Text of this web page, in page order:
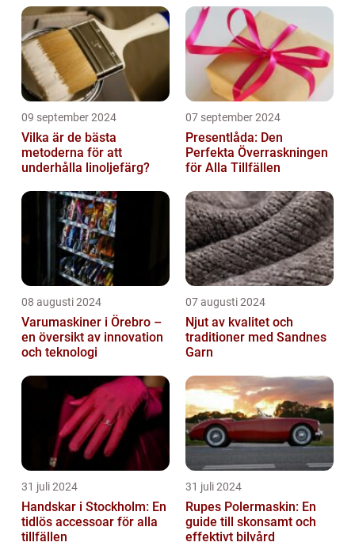
09 september 2024
Vilka är de bästa
metoderna för att
underhålla linoljefärg?
07 september 2024
Presentlåda: Den
Perfekta Överraskningen
för Alla Tillfällen
08 augusti 2024
Varumaskiner i Örebro –
en översikt av innovation
och teknologi
07 augusti 2024
Njut av kvalitet och
traditioner med Sandnes
Garn
31 juli 2024
Handskar i Stockholm: En
tidlös accessoar för alla
tillfällen
31 juli 2024
Rupes Polermaskin: En
guide till skonsamt och
effektivt bilvård